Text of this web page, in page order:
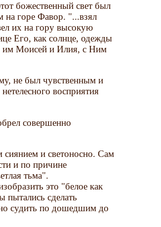
божественный свет был
горе Фавор. "...взял
их на гору высокую
Его, как солнце, одежды
им Моисей и Илия, с Ним
не был чувственным и
восприятия
совершенно
сиянием и светоносно. Сам
и по причине
тьма".
это "белое как
пытались сделать
судить по дошедшим до